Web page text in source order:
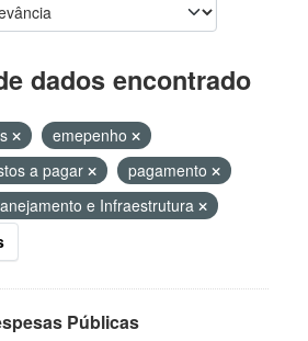
dados encontrado
emepenho
a pagar
pagamento
e Infraestrutura
Públicas